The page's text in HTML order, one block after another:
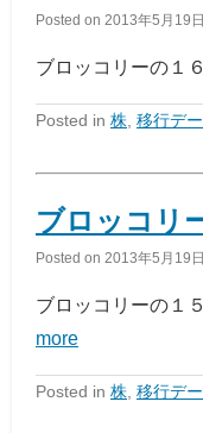
Posted on 2013年5月19日
ブロッコリーの１
Posted in 株 移行デ
ブロッコリ
Posted on 2013年5月19日
ブロッコリーの１
more
Posted in 株 移行デ